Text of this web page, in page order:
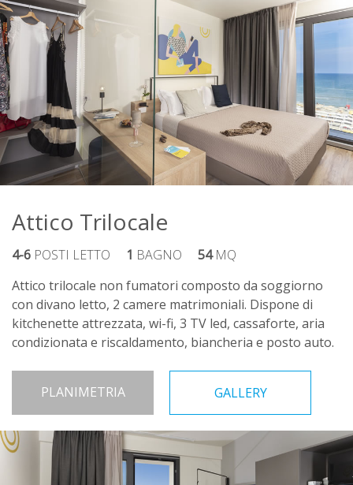
Attico Trilocale
4-6 POSTI LETTO 1 BAGNO 54MQ
Attico trilocale non fumatori composto da soggiorno
con divano letto, 2 camere matrimoniali. Dispone di
kitchenette attrezzata, wi-fi, 3 TV led, cassaforte, aria
condizionata e riscaldamento, biancheria e posto auto.
PLANIMETRIA GALLERY